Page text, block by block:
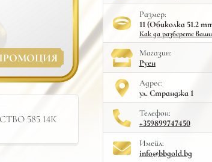
585 14К
Размер:
11 (Обиколка 51.2
Как да разберете
Mагазин:
Руен
Адрес:
ул. Странджа 1
Телефон:
+359899747450
Имейл:
info@bbgold.bg